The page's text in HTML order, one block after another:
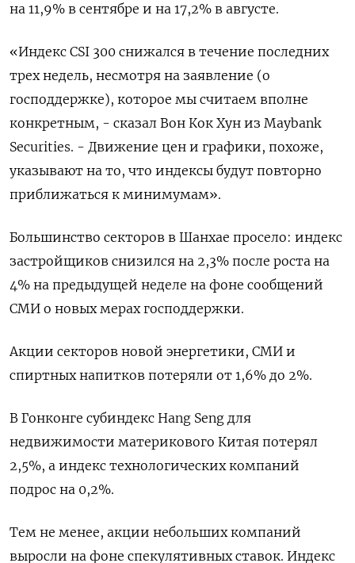
на 11,9% в сентябре и на 17,2% в августе.
«Индекс CSI 300 снижался в течение последних
трех недель, несмотря на заявление (о
господдержке), которое мы считаем вполне
конкретным, - сказал Вон Кок Хун из Maybank
Securities. - Движение цен и графики, похоже,
указывают на то, что индексы будут повторно
приближаться к минимумам».
Большинство секторов в Шанхае просело: индекс
застройщиков снизился на 2,3% после роста на
4% на предыдущей неделе на фоне сообщений
СМИ о новых мерах господдержки.
Акции секторов новой энергетики, СМИ и
спиртных напитков потеряли от 1,6% до 2%.
В Гонконге субиндекс Hang Seng для
недвижимости материкового Китая потерял
2,5%, а индекс технологических компаний
подрос на 0,2%.
Тем не менее, акции небольших компаний
выросли на фоне спекулятивных ставок. Индекс